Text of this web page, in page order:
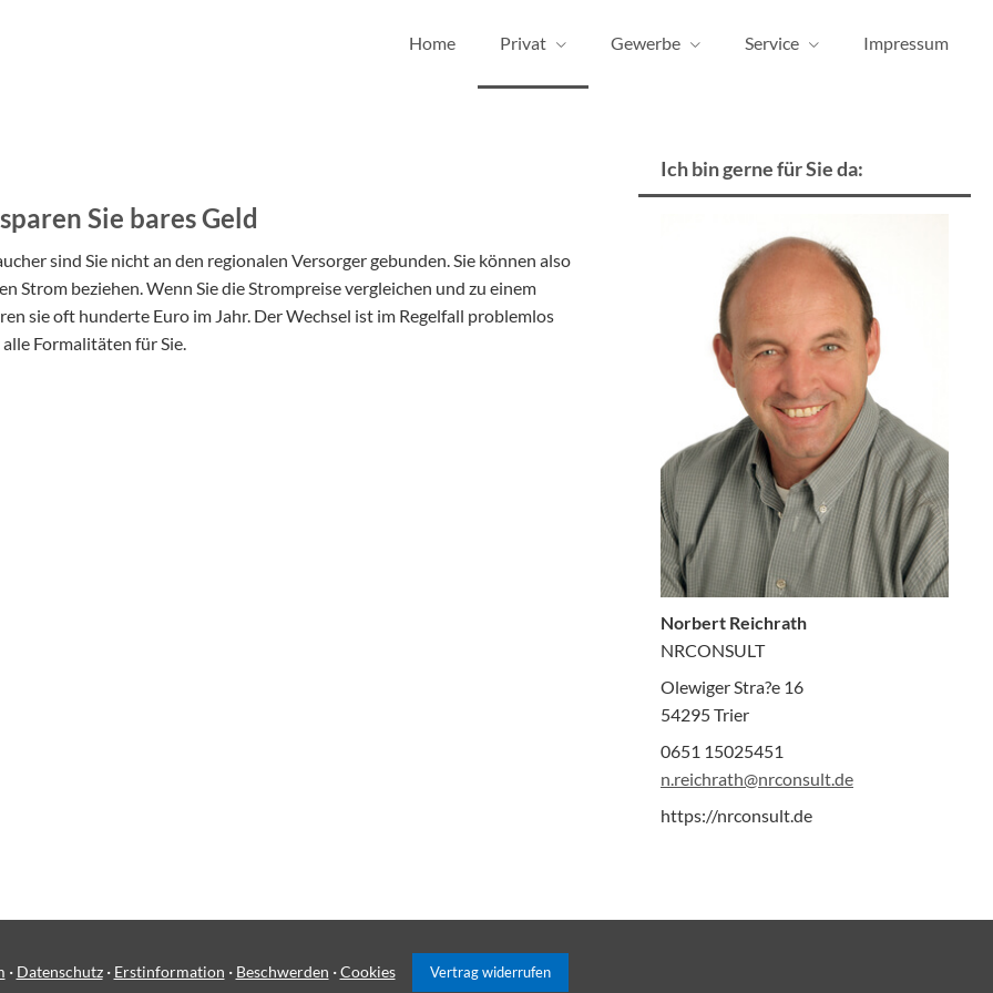
Home Privat Gewerbe Service Impressum
Ich bin gerne für Sie da:
Norbert Reichrath
NRCONSULT
Olewiger Stra?e 16
54295 Trier
0651 15025451
n.reichrath@nrconsult.de
https://nrconsult.de
Sie bares Geld
sind Sie nicht an den regionalen Versorger gebunden. Sie können also
Strom beziehen. Wenn Sie die Strompreise ver­gleichen und zu einem
sie oft hunderte Euro im Jahr. Der Wechsel ist im Regelfall problemlos
Formalitäten für Sie.
· Datenschutz· Erstinformation · Beschwerden ·Cookies Vertrag widerrufen